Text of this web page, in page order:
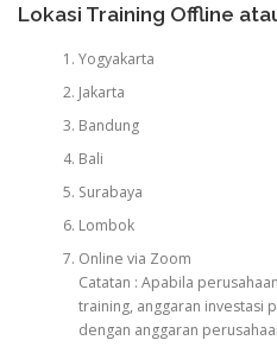
Lokasi Training Offline
Yogyakarta
Jakarta
Bandung
Bali
Surabaya
Lombok
Online via Zoom
Catatan : Apabila
training, anggaran investasi
dengan anggaran